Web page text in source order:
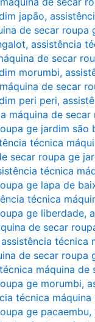
japão,
de secar roupa
, assistência
de secar
morumbi,
de secar
peri peri,
máquina de
ge jardim são
técnica
secar roupa ge
técnica
ge lapa de
técnica
ge liberdade,
de secar
assistência técnica
de secar roupa
máquina
ge morumbi,
técnica
ge pacaembu,